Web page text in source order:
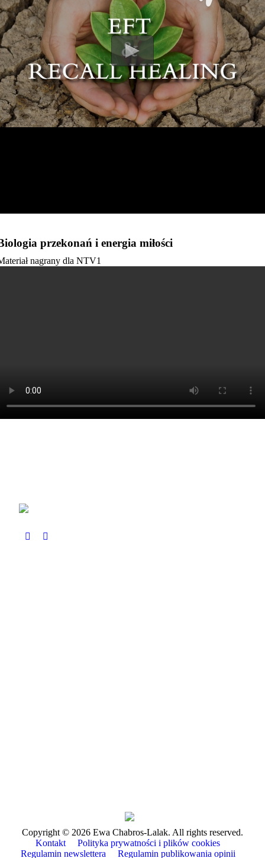
przekonań i energia miłości
nagrany dla NTV1
Copyright © 2026 Ewa Chabros-Lalak. All rights reserved.
Kontakt
Polityka prywatności i plików cookies
Regulamin newslettera
Regulamin publikowania opinii